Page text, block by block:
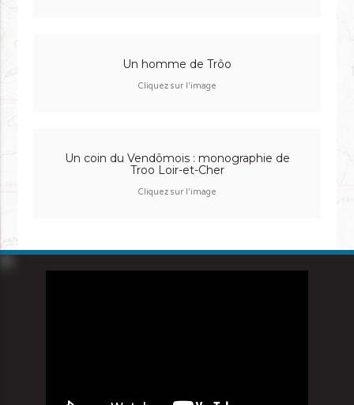
Un homme de Trôo
Cliquez sur l'image
Un coin du Vendômois : monographie de
Troo Loir-et-Cher
Cliquez sur l'image